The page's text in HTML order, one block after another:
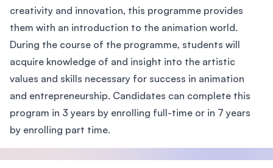
creativity and innovation, this programme provides
them with an introduction to the animation world.
During the course of the programme, students will
acquire knowledge of and insight into the artistic
values and skills necessary for success in animation
and entrepreneurship. Candidates can complete this
program in 3 years by enrolling full-time or in 7 years
by enrolling part time.